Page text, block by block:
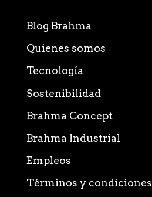
Blog Brahma
Quienes somos
Tecnología
Sostenibilidad
Brahma Concept
Brahma Industrial
Empleos
Términos y condiciones